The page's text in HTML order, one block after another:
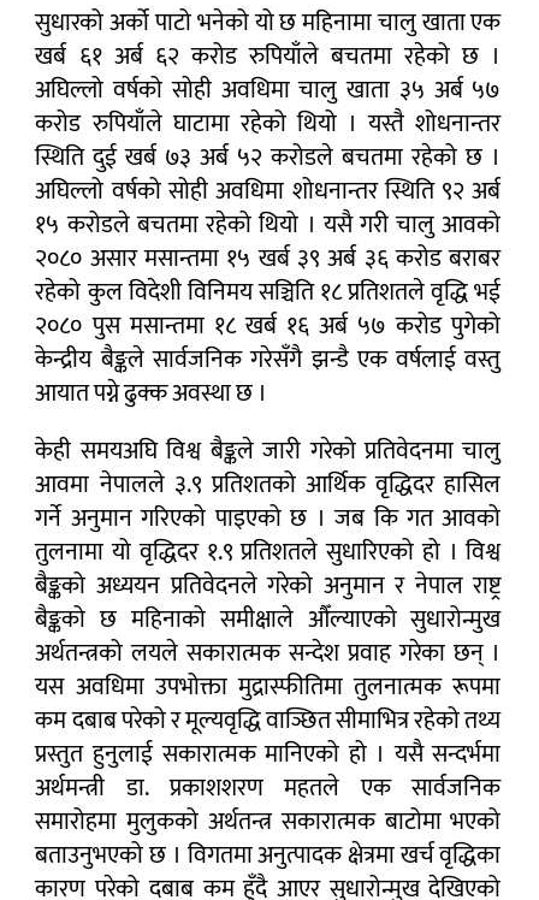
सुधारको अर्को पाटो भनेको यो छ महिनामा चालु खाता एक
खर्ब ६१ अर्ब ६२ करोड रुपियाँले बचतमा रहेको छ ।
अघिल्लो वर्षको सोही अवधिमा चालु खाता ३५ अर्ब ५७
करोड रुपियाँले घाटामा रहेको थियो । यस्तै शोधनान्तर
स्थिति दुई खर्ब ७३ अर्ब ५२ करोडले बचतमा रहेको छ ।
अघिल्लो वर्षको सोही अवधिमा शोधनान्तर स्थिति ९२ अर्ब
१५ करोडले बचतमा रहेको थियो । यसै गरी चालु आवको
२०८० असार मसान्तमा १५ खर्ब ३९ अर्ब ३६ करोड बराबर
रहेको कुल विदेशी विनिमय सञ्चिति १८ प्रतिशतले वृद्धि भई
२०८० पुस मसान्तमा १८ खर्ब १६ अर्ब ५७ करोड पुगेको
केन्द्रीय बैङ्कले सार्वजनिक गरेसँगै झन्डै एक वर्षलाई वस्तु
आयात पग्ने ढुक्क अवस्था छ ।
केही समयअघि विश्व बैङ्कले जारी गरेको प्रतिवेदनमा चालु
आवमा नेपालले ३.९ प्रतिशतको आर्थिक वृद्धिदर हासिल
गर्ने अनुमान गरिएको पाइएको छ । जब कि गत आवको
तुलनामा यो वृद्धिदर १.९ प्रतिशतले सुधारिएको हो । विश्व
बैङ्कको अध्ययन प्रतिवेदनले गरेको अनुमान र नेपाल राष्ट्र
बैङ्कको छ महिनाको समीक्षाले औँल्याएको सुधारोन्मुख
अर्थतन्त्रको लयले सकारात्मक सन्देश प्रवाह गरेका छन् ।
यस अवधिमा उपभोक्ता मुद्रास्फीतिमा तुलनात्मक रूपमा
कम दबाब परेको र मूल्यवृद्धि वाञ्छित सीमाभित्र रहेको तथ्य
प्रस्तुत हुनुलाई सकारात्मक मानिएको हो । यसै सन्दर्भमा
अर्थमन्त्री डा. प्रकाशशरण महतले एक सार्वजनिक
समारोहमा मुलुकको अर्थतन्त्र सकारात्मक बाटोमा भएको
बताउनुभएको छ । विगतमा अनुत्पादक क्षेत्रमा खर्च वृद्धिका
कारण परेको दबाब कम हुँदै आएर सुधारोन्मुख देखिएको